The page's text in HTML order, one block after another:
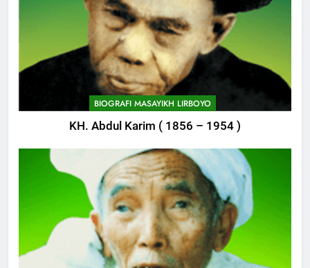
BIOGRAFI MASAYIKH LIRBOYO
KH. Abdul Karim ( 1856 – 1954 )
745
Himasal Semen Sumbang
Pembangunan Kantor Himasal
POJOK LIRBOYO